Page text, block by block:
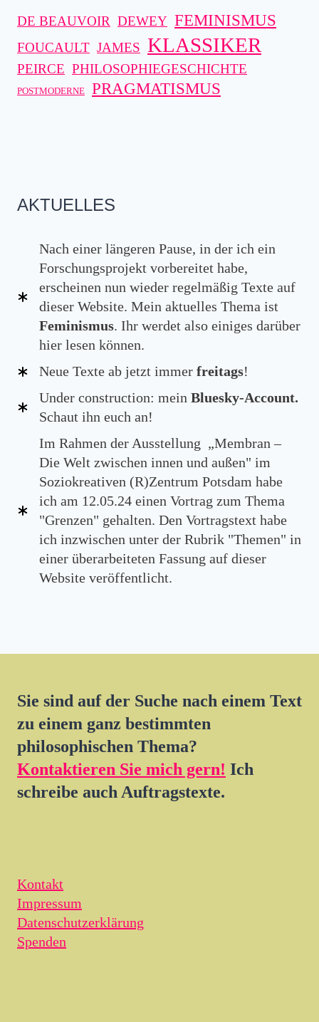
DE BEAUVOIR DEWEY FEMINISMUS
FOUCAULT JAMES KLASSIKER
PEIRCE PHILOSOPHIEGESCHICHTE
POSTMODERNE PRAGMATISMUS
AKTUELLES
Nach einer längeren Pause, in der ich ein
Forschungsprojekt vorbereitet habe,
erscheinen nun wieder regelmäßig Texte auf
dieser Website. Mein aktuelles Thema ist
Feminismus. Ihr werdet also einiges darüber
hier lesen können.
Neue Texte ab jetzt immer freitags!
Under construction: mein Bluesky-Account.
Schaut ihn euch an!
Im Rahmen der Ausstellung „Membran –
Die Welt zwischen innen und außen" im
Soziokreativen (R)Zentrum Potsdam habe
ich am 12.05.24 einen Vortrag zum Thema
"Grenzen" gehalten. Den Vortragstext habe
ich inzwischen unter der Rubrik "Themen" in
einer überarbeiteten Fassung auf dieser
Website veröffentlicht.
Sie sind auf der Suche nach einem Text
zu einem ganz bestimmten
philosophischen Thema?
Kontaktieren Sie mich gern! Ich
schreibe auch Auftragstexte.
Kontakt
Impressum
Datenschutzerklärung
Spenden